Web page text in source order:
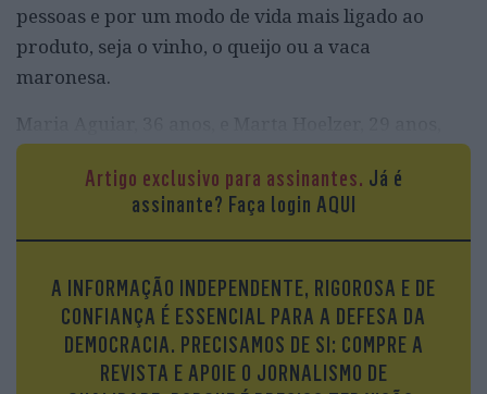
pessoas e por um modo de vida mais ligado ao
produto, seja o vinho, o queijo ou a vaca
maronesa.
Maria Aguiar, 36 anos, e Marta Hoelzer, 29 anos,
mudaram-se do Porto para o Douro. Rita Gomes, de
29 anos, deixou Espinho e o Porto para se fixar em
Vreia de Jales, uma pequena aldeia perto de Vila
Pouca de Aguiar. Mariana Salvador, de 37 anos,
trocou Lisboa pelo Porto, mas é no Dão que passa
grande parte do seu tempo. Ana Martins, de 39
anos, é de todas a que deixou a cidade há mais
tempo para se fixar em Fornos de Algodres.
Artigo exclusivo para assinantes. Já é
assinante? Faça login AQUI
A INFORMAÇÃO INDEPENDENTE, RIGOROSA E DE
CONFIANÇA É ESSENCIAL PARA A DEFESA DA
DEMOCRACIA. PRECISAMOS DE SI: COMPRE A
REVISTA E APOIE O JORNALISMO DE